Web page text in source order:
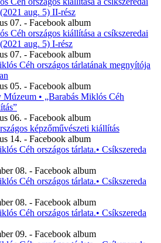
aug. 5) II-rész
07. - Facebook album
Céh országos kiállítása a csíkszeredai
aug. 5) I-rész
07. - Facebook album
Céh országos tárlatának megnyítója
05. - Facebook album
• „Barabás Miklós Céh
06. - Facebook album
képzőművészeti kiállítás
14. - Facebook album
Céh országos tárlata.• Csíkszereda
08. - Facebook album
Céh országos tárlata.• Csíkszereda
08. - Facebook album
Céh országos tárlata.• Csíkszereda
09. - Facebook album